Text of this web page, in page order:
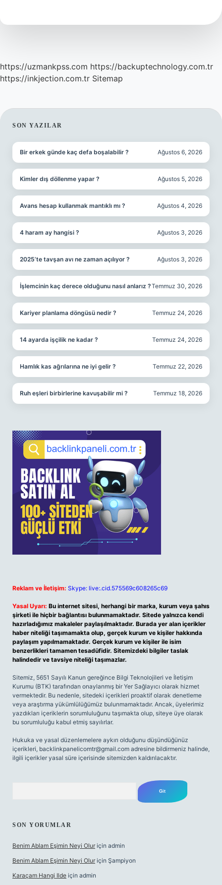
https://uzmankpss.com https://backuptechnology.com.tr
https://inkjection.com.tr Sitemap
SIDEBAR
SON YAZILAR
Bir erkek günde kaç defa boşalabilir ? Ağustos 6, 2026
Kimler dış döllenme yapar ? Ağustos 5, 2026
Avans hesap kullanmak mantıklı mı ? Ağustos 4, 2026
4 haram ay hangisi ? Ağustos 3, 2026
2025’te tavşan avı ne zaman açılıyor ? Ağustos 3, 2026
İşlemcinin kaç derece olduğunu nasıl anlarız ?Temmuz 30, 2026
Kariyer planlama döngüsü nedir ? Temmuz 24, 2026
14 ayarda işçilik ne kadar ? Temmuz 24, 2026
Hamlık kas ağrılarına ne iyi gelir ? Temmuz 22, 2026
Ruh eşleri birbirlerine kavuşabilir mi ? Temmuz 18, 2026
Reklam ve İletişim: Skype: live:.cid.575569c608265c69
Yasal Uyarı: Bu internet sitesi, herhangi bir marka, kurum veya şahıs
şirketi ile hiçbir bağlantısı bulunmamaktadır. Sitede yalnızca kendi
hazırladığımız makaleler paylaşılmaktadır. Burada yer alan içerikler
haber niteliği taşımamakta olup, gerçek kurum ve kişiler hakkında
paylaşım yapılmamaktadır. Gerçek kurum ve kişiler ile isim
benzerlikleri tamamen tesadüfidir. Sitemizdeki bilgiler taslak
halindedir ve tavsiye niteliği taşımazlar.
Sitemiz, 5651 Sayılı Kanun gereğince Bilgi Teknolojileri ve İletişim
Kurumu (BTK) tarafından onaylanmış bir Yer Sağlayıcı olarak hizmet
vermektedir. Bu nedenle, sitedeki içerikleri proaktif olarak denetleme
veya araştırma yükümlülüğümüz bulunmamaktadır. Ancak, üyelerimiz
yazdıkları içeriklerin sorumluluğunu taşımakta olup, siteye üye olarak
bu sorumluluğu kabul etmiş sayılırlar.
Hukuka ve yasal düzenlemelere aykırı olduğunu düşündüğünüz
içerikleri, backlinkpanelicomtr@gmail.com adresine bildirmeniz halinde,
ilgili içerikler yasal süre içerisinde sitemizden kaldırılacaktır.
SON YORUMLAR
Benim Ablam Eşimin Neyi Olur için admin
Benim Ablam Eşimin Neyi Olur için Şampiyon
Karaçam Hangi Ilde için admin